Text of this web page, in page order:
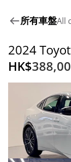
所有車盤All
2024
HK$